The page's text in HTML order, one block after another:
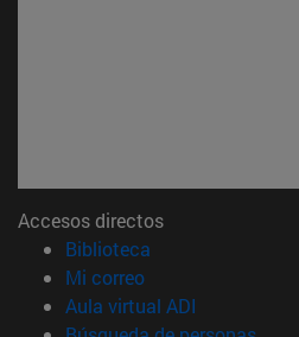
Accesos directos
Biblioteca
Mi correo(abre en nueva
Aula virtual ADI